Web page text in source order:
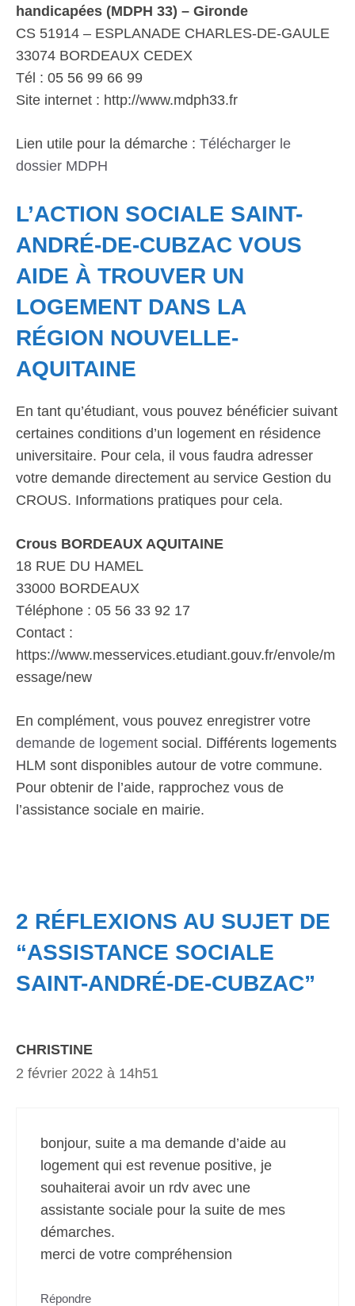
handicapées (MDPH 33) – Gironde
CS 51914 – ESPLANADE CHARLES-DE-GAULE
33074 BORDEAUX CEDEX
Tél : 05 56 99 66 99
Site internet : http://www.mdph33.fr
Lien utile pour la démarche : Télécharger le
dossier MDPH
L’ACTION SOCIALE SAINT-
ANDRÉ-DE-CUBZAC VOUS
AIDE À TROUVER UN
LOGEMENT DANS LA
RÉGION NOUVELLE-
AQUITAINE
En tant qu’étudiant, vous pouvez bénéficier suivant
certaines conditions d’un logement en résidence
universitaire. Pour cela, il vous faudra adresser
votre demande directement au service Gestion du
CROUS. Informations pratiques pour cela.
Crous BORDEAUX AQUITAINE
18 RUE DU HAMEL
33000 BORDEAUX
Téléphone : 05 56 33 92 17
Contact :
https://www.messervices.etudiant.gouv.fr/envole/m
essage/new
En complément, vous pouvez enregistrer votre
demande de logement social. Différents logements
HLM sont disponibles autour de votre commune.
Pour obtenir de l’aide, rapprochez vous de
l’assistance sociale en mairie.
2 RÉFLEXIONS AU SUJET DE
“ASSISTANCE SOCIALE
SAINT-ANDRÉ-DE-CUBZAC”
CHRISTINE
2 février 2022 à 14h51
bonjour, suite a ma demande d’aide au
logement qui est revenue positive, je
souhaiterai avoir un rdv avec une
assistante sociale pour la suite de mes
démarches.
merci de votre compréhension
Répondre